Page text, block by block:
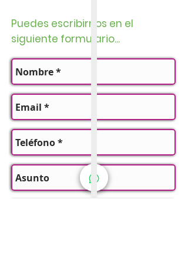
Puedes escribirnos en el
siguiente formulario...